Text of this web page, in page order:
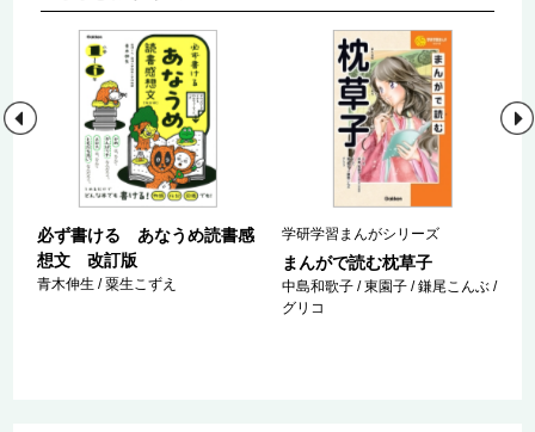
必ず書ける あなうめ読書感
想文 改訂版
青木伸生 / 粟生こずえ
学研学習まんがシリーズ
まんがで読む枕草子
中島和歌子 / 東園子 / 鎌尾こんぶ /
グリコ